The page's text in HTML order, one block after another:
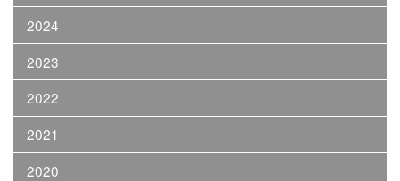
2024
2023
2022
2021
2020